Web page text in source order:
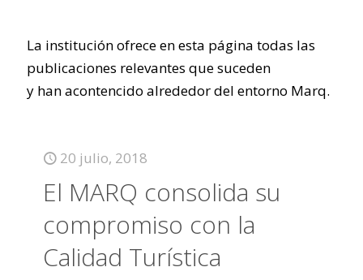
La institución ofrece en esta página todas las
publicaciones relevantes que suceden
y han acontencido alrededor del entorno Marq.
20 julio, 2018
El MARQ consolida su
compromiso con la
Calidad Turística